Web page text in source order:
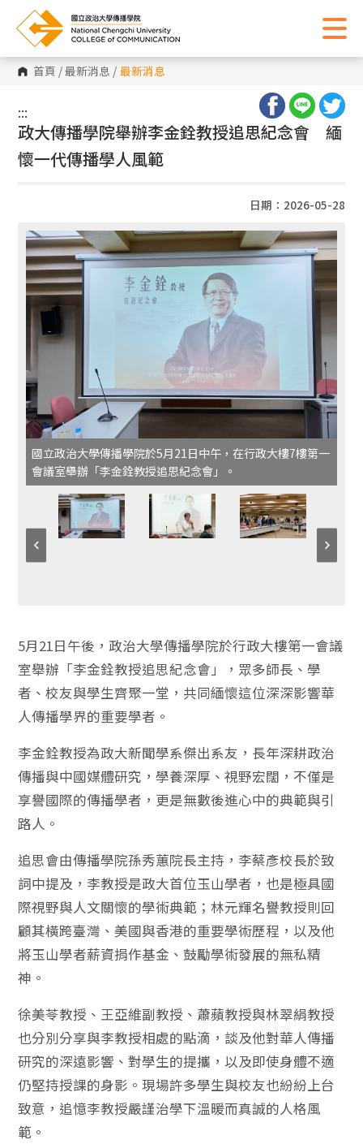
首頁 /最新消息 / 最新消息
:::
:::
政大傳播學院舉辦李金銓教授追思紀念會 緬
懷一代傳播學人風範
日期：2026-05-28
國立政治大學傳播學院於5月21日中午，在行政大樓7樓第一
會議室舉辦「李金銓教授追思紀念會」。
5月21日午後，政治大學傳播學院於行政大樓第一會議
室舉辦「李金銓教授追思紀念會」，眾多師長、學
者、校友與學生齊聚一堂，共同緬懷這位深深影響華
人傳播學界的重要學者。
李金銓教授為政大新聞學系傑出系友，長年深耕政治
傳播與中國媒體研究，學養深厚、視野宏闊，不僅是
享譽國際的傳播學者，更是無數後進心中的典範與引
路人。
追思會由傳播學院孫秀蕙院長主持，李蔡彥校長於致
詞中提及，李教授是政大首位玉山學者，也是極具國
際視野與人文關懷的學術典範；林元輝名譽教授則回
顧其橫跨臺灣、美國與香港的重要學術歷程，以及他
將玉山學者薪資捐作基金、鼓勵學術發展的無私精
神。
徐美苓教授、王亞維副教授、蕭蘋教授與林翠絹教授
也分別分享與李教授相處的點滴，談及他對華人傳播
研究的深遠影響、對學生的提攜，以及即使身體不適
仍堅持授課的身影。現場許多學生與校友也紛紛上台
致意，追憶李教授嚴謹治學下溫暖而真誠的人格風
範。